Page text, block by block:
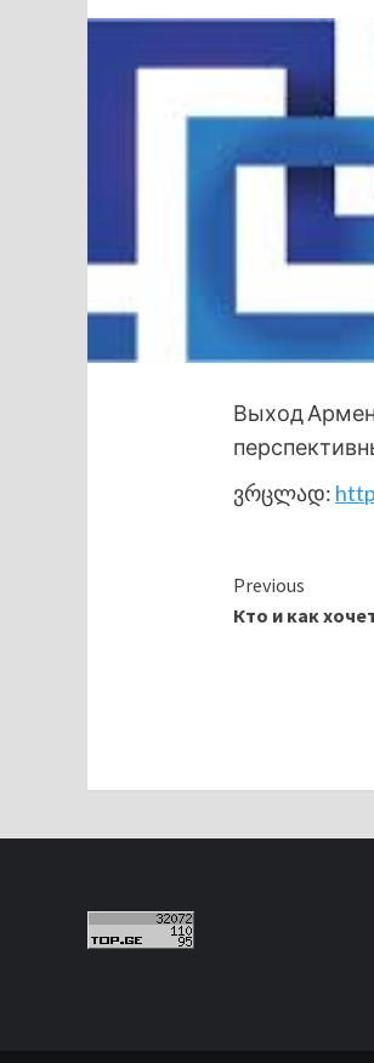
Выход
ვრცლად:
Continue
Reading
Previous
Кто и как